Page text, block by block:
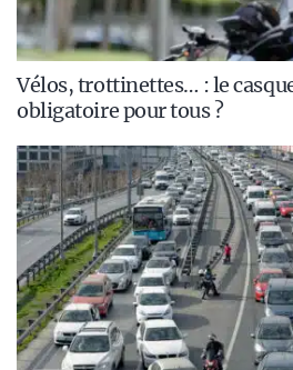
Vélos, trottinettes… : le
obligatoire pour tous ?